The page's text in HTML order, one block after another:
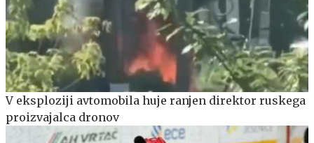
V eksploziji avtomobila huje ranjen direktor ruskega
proizvajalca dronov